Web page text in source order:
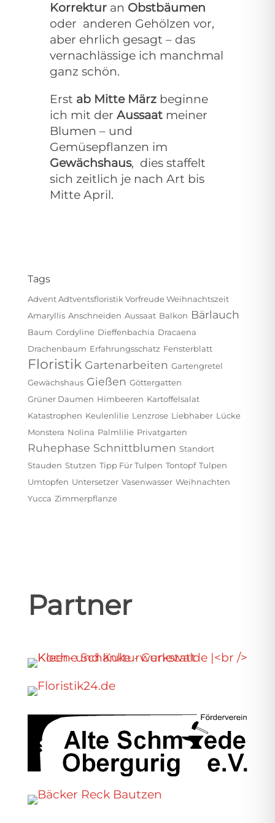
Korrekturan Obstbäumen
oder anderen Gehölzen vor,
aber ehrlich gesagt – das
vernachlässige ich manchmal
ganz schön.
Erst ab Mitte März beginne
ich mit der Aussaatmeiner
Blumen – und
Gemüsepflanzen im
Gewächshaus, dies staffelt
sich zeitlich je nach Art bis
Mitte April.
Tags
Advent Adtventsfloristik Vorfreude Weihnachtszeit
Amaryllis Anschneiden Aussaat Balkon Bärlauch
Baum Cordyline Dieffenbachia Dracaena
Drachenbaum Erfahrungsschatz Fensterblatt
Floristik Gartenarbeiten Gartengretel
Gewächshaus Gießen Göttergatten
Grüner Daumen Himbeeren Kartoffelsalat
Katastrophen Keulenlilie Lenzrose Liebhaber Lücke
Monstera Nolina Palmlilie Privatgarten
Ruhephase Schnittblumen Standort
Stauden Stutzen Tipp Für Tulpen Tontopf Tulpen
Umtopfen Untersetzer Vasenwasser Weihnachten
Yucca Zimmerpflanze
Partner